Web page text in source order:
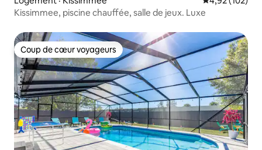
Kissimmee, piscine chauffée, salle de jeux. Luxe
Coup de cœur voyageurs
Coup de cœur voyageurs